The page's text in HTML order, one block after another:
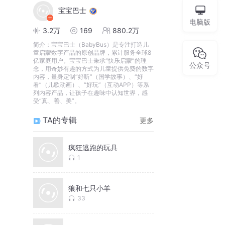
宝宝巴士
3.2万 169 880.2万
简介： 宝宝巴士（BabyBus）是专注打造儿
童启蒙数字产品的原创品牌，累计服务全球8
亿家庭用户。宝宝巴士秉承“快乐启蒙”的理
念，用奇妙有趣的方式为儿童提供免费的数字
内容，量身定制“好听”（国学故事）、“好
看”（儿歌动画）、“好玩”（互动APP）等系
列内容产品，让孩子在趣味中认知世界，感
受“真、善、美”。
TA的专辑 更多
疯狂逃跑的玩具
1
狼和七只小羊
33
电脑版
公众号